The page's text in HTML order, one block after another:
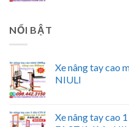
NỔI BẬT
Xe nâng tay cao
NIULI
Xe nâng tay cao